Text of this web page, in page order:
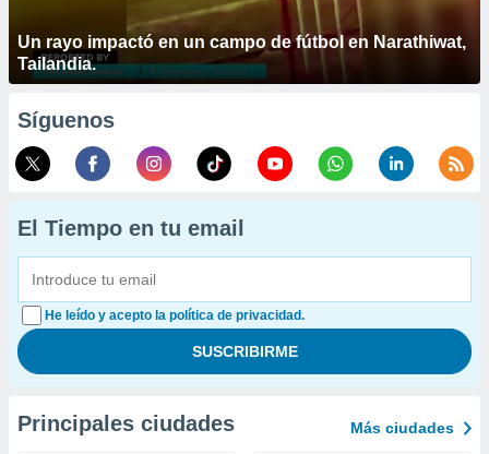
Un rayo impactó en un campo de fútbol en Narathiwat,
Tailandia.
Síguenos
El Tiempo en tu email
He leído y acepto la política de privacidad.
Principales ciudades Más ciudades